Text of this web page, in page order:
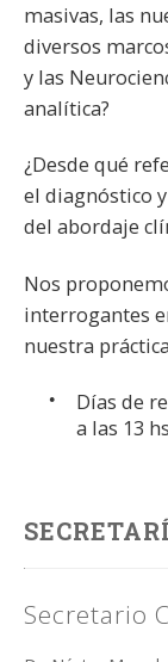
masivas, las
diversos
y las
analítica?
¿Desde qué
el diagnóstico
del abordaje
Nos
interrogantes
nuestra
Días de
a las 13
Secretario